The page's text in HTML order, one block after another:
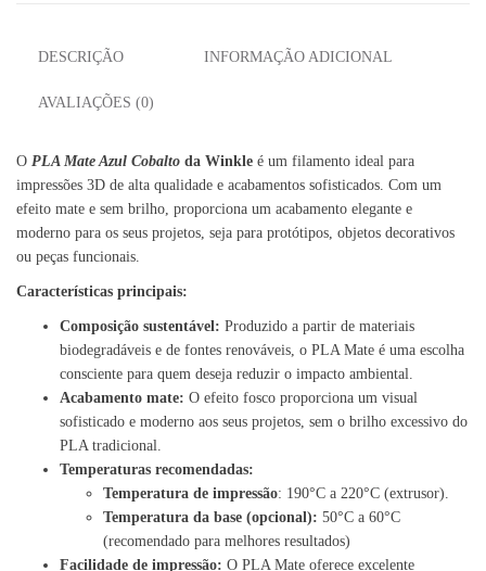
DESCRIÇÃO INFORMAÇÃO ADICIONAL
AVALIAÇÕES (0)
O PLA Mate Azul Cobalto da Winkle é um filamento ideal para
impressões 3D de alta qualidade e acabamentos sofisticados. Com um
efeito mate e sem brilho, proporciona um acabamento elegante e
moderno para os seus projetos, seja para protótipos, objetos decorativos
ou peças funcionais.
Características principais:
Composição sustentável: Produzido a partir de materiais
biodegradáveis e de fontes renováveis, o PLA Mate é uma escolha
consciente para quem deseja reduzir o impacto ambiental.
Acabamento mate: O efeito fosco proporciona um visual
sofisticado e moderno aos seus projetos, sem o brilho excessivo do
PLA tradicional.
Temperaturas recomendadas:
Temperatura de impressão: 190°C a 220°C (extrusor).
Temperatura da base (opcional): 50°C a 60°C
(recomendado para melhores resultados)
Facilidade de impressão: O PLA Mate oferece excelente